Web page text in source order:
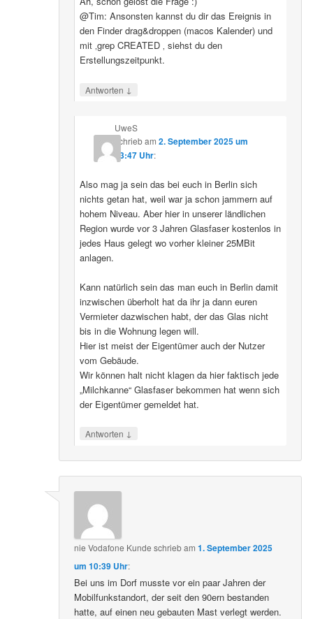
@Tim: Ansonsten kannst du dir das Ereignis in
den Finder drag&droppen (macos Kalender) und
mit ‚grep CREATED ‚ siehst du den
Erstellungszeitpunkt.
Antworten ↓
UweS
schriebam 2. September 2025 um
13:47 Uhr:
Also mag ja sein das bei euch in Berlin sich
nichts getan hat, weil war ja schon jammern auf
hohem Niveau. Aber hier in unserer ländlichen
Region wurde vor 3 Jahren Glasfaser kostenlos in
jedes Haus gelegt wo vorher kleiner 25MBit
anlagen.
Kann natürlich sein das man euch in Berlin damit
inzwischen überholt hat da ihr ja dann euren
Vermieter dazwischen habt, der das Glas nicht
bis in die Wohnung legen will.
Hier ist meist der Eigentümer auch der Nutzer
vom Gebäude.
Wir können halt nicht klagen da hier faktisch jede
„Milchkanne“ Glasfaser bekommen hat wenn sich
der Eigentümer gemeldet hat.
Antworten ↓
nie Vodafone Kunde schriebam1. September 2025
um 10:39 Uhr:
Bei uns im Dorf musste vor ein paar Jahren der
Mobilfunkstandort, der seit den 90ern bestanden
hatte, auf einen neu gebauten Mast verlegt werden.